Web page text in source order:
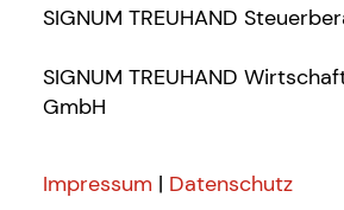
SIGNUM TREUHAND
SIGNUM TREUHAND
GmbH
Impressum | Datenschutz